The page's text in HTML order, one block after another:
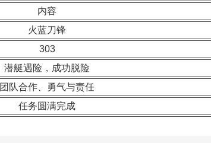
内容
火蓝刀锋
303
潜艇遇险，成功脱险
团队合作、勇气与责任
任务圆满完成